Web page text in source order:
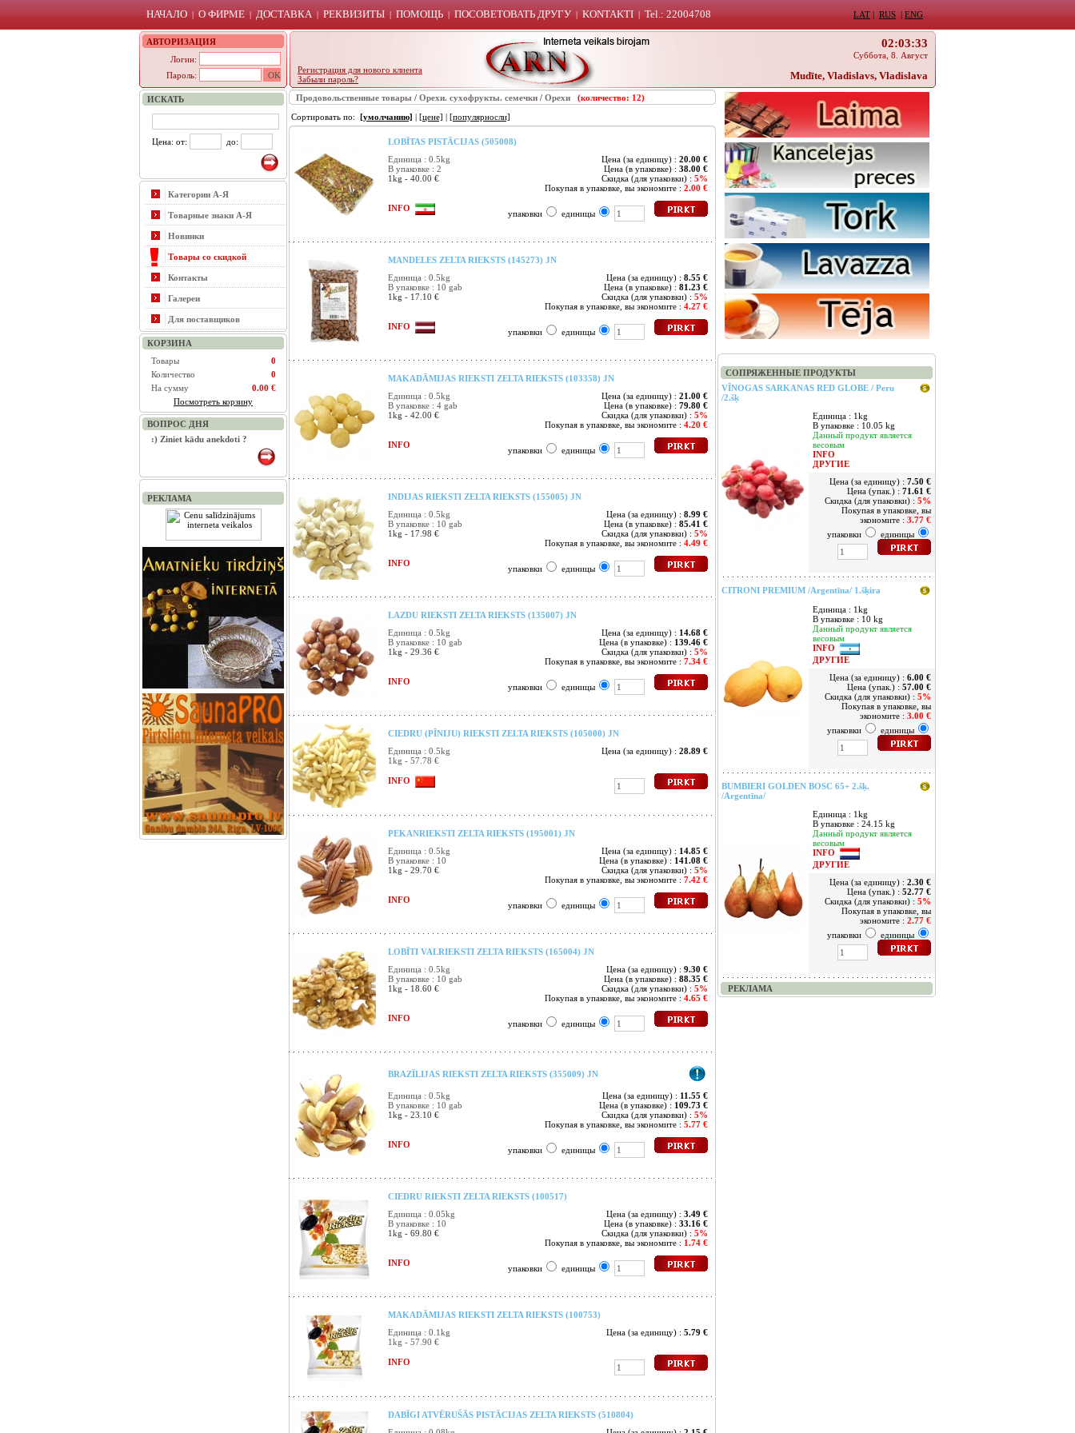
НАЧАЛО | О ФИРМЕ | ДОСТАВКА | РЕКВИЗИТЫ | ПОМОЩЬ | ПОСОВЕТОВАТЬ ДРУГУ| KONTAKTI | Tel.: 22004708 LAT | RUS | ENG
АВТОРИЗАЦИЯ
Логин:
Пароль:
Регистрация для нового клиента
Забыли пароль?
02:03:33
Суббота, 8. Август
Mudīte, Vladislavs, Vladislava
ИСКАТЬ
Цена: от: до:
Категории А-Я
Товарные знаки А-Я
Новинки
Товары со скидкой
Контакты
Галереи
Для поставщиков
КОРЗИНА
Товары
0
Количество
0
На сумму
0.00 €
Посмотреть корзину
ВОПРОС ДНЯ
:) Ziniet kādu anekdoti ?
РЕКЛАМА
Продовольственные товары / Орехи. сухофрукты. семечки / Орехи
(количество: 12)
Сортировать по: [умолчанию] | [цене] | [популярносли]
LOBĪTAS PISTĀCIJAS (505008)
Единица : 0.5kg
В упаковке : 2
1kg - 40.00 €
Цена (за единицу) : 20.00 €
Цена (в упаковке) : 38.00 €
Скидка (для упаковки) : 5%
Покупая в упаковке, вы экономите : 2.00 €
INFO
упаковки единицы
MANDELES ZELTA RIEKSTS (145273) JN
Единица : 0.5kg
В упаковке : 10 gab
1kg - 17.10 €
Цена (за единицу) : 8.55 €
Цена (в упаковке) : 81.23 €
Скидка (для упаковки) : 5%
Покупая в упаковке, вы экономите : 4.27 €
INFO
упаковки единицы
MAKADĀMIJAS RIEKSTI ZELTA RIEKSTS (103358) JN
Единица : 0.5kg
В упаковке : 4 gab
1kg - 42.00 €
Цена (за единицу) : 21.00 €
Цена (в упаковке) : 79.80 €
Скидка (для упаковки) : 5%
Покупая в упаковке, вы экономите : 4.20 €
INFO
упаковки единицы
INDIJAS RIEKSTI ZELTA RIEKSTS (155005) JN
Единица : 0.5kg
В упаковке : 10 gab
1kg - 17.98 €
Цена (за единицу) : 8.99 €
Цена (в упаковке) : 85.41 €
Скидка (для упаковки) : 5%
Покупая в упаковке, вы экономите : 4.49 €
INFO
упаковки единицы
LAZDU RIEKSTI ZELTA RIEKSTS (135007) JN
Единица : 0.5kg
В упаковке : 10 gab
1kg - 29.36 €
Цена (за единицу) : 14.68 €
Цена (в упаковке) : 139.46 €
Скидка (для упаковки) : 5%
Покупая в упаковке, вы экономите : 7.34 €
INFO
упаковки единицы
CIEDRU (PĪNIJU) RIEKSTI ZELTA RIEKSTS (105000) JN
Единица : 0.5kg
1kg - 57.78 €
Цена (за единицу) : 28.89 €
INFO
PEKANRIEKSTI ZELTA RIEKSTS (195001) JN
Единица : 0.5kg
В упаковке : 10
1kg - 29.70 €
Цена (за единицу) : 14.85 €
Цена (в упаковке) : 141.08 €
Скидка (для упаковки) : 5%
Покупая в упаковке, вы экономите : 7.42 €
INFO
упаковки единицы
LOBĪTI VALRIEKSTI ZELTA RIEKSTS (165004) JN
Единица : 0.5kg
В упаковке : 10 gab
1kg - 18.60 €
Цена (за единицу) : 9.30 €
Цена (в упаковке) : 88.35 €
Скидка (для упаковки) : 5%
Покупая в упаковке, вы экономите : 4.65 €
INFO
упаковки единицы
BRAZĪLIJAS RIEKSTI ZELTA RIEKSTS (355009) JN
Единица : 0.5kg
В упаковке : 10 gab
1kg - 23.10 €
Цена (за единицу) : 11.55 €
Цена (в упаковке) : 109.73 €
Скидка (для упаковки) : 5%
Покупая в упаковке, вы экономите : 5.77 €
INFO
упаковки единицы
CIEDRU RIEKSTI ZELTA RIEKSTS (100517)
Единица : 0.05kg
В упаковке : 10
1kg - 69.80 €
Цена (за единицу) : 3.49 €
Цена (в упаковке) : 33.16 €
Скидка (для упаковки) : 5%
Покупая в упаковке, вы экономите : 1.74 €
INFO
упаковки единицы
MAKADĀMIJAS RIEKSTI ZELTA RIEKSTS (100753)
Единица : 0.1kg
1kg - 57.90 €
Цена (за единицу) : 5.79 €
INFO
DABĪGI ATVĒRUŠĀS PISTĀCIJAS ZELTA RIEKSTS (510804)
СОПРЯЖЕННЫЕ ПРОДУКТЫ
VĪNOGAS SARKANAS RED GLOBE / Peru
/2.šķ
Единица : 1kg
В упаковке : 10.05 kg
Данный продукт является
весовым
INFO
ДРУГИЕ
Цена (за единицу) : 7.50 €
Цена (упак.) : 71.61 €
Скидка (для упаковки) : 5%
Покупая в упаковке, вы
экономите : 3.77 €
упаковки
единицы
CITRONI PREMIUM /Argentīna/ 1.šķira
Единица : 1kg
В упаковке : 10 kg
Данный продукт является
весовым
INFO
ДРУГИЕ
Цена (за единицу) : 6.00 €
Цена (упак.) : 57.00 €
Скидка (для упаковки) : 5%
Покупая в упаковке, вы
экономите : 3.00 €
упаковки
единицы
BUMBIERI GOLDEN BOSC 65+ 2.šķ.
/Argentīna/
Единица : 1kg
В упаковке : 24.15 kg
Данный продукт является
весовым
INFO
ДРУГИЕ
Цена (за единицу) : 2.30 €
Цена (упак.) : 52.77 €
Скидка (для упаковки) : 5%
Покупая в упаковке, вы
экономите : 2.77 €
упаковки
единицы
РЕКЛАМА